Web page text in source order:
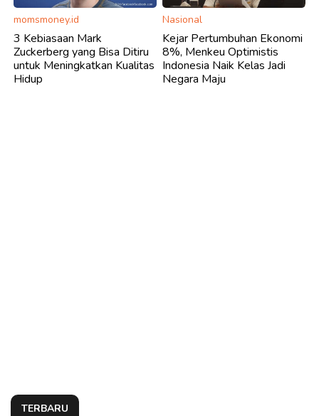
momsmoney.id
3 Kebiasaan Mark
Zuckerberg yang Bisa Ditiru
untuk Meningkatkan Kualitas
Hidup
Nasional
Kejar Pertumbuhan Ekonomi
8%, Menkeu Optimistis
Indonesia Naik Kelas Jadi
Negara Maju
TERBARU